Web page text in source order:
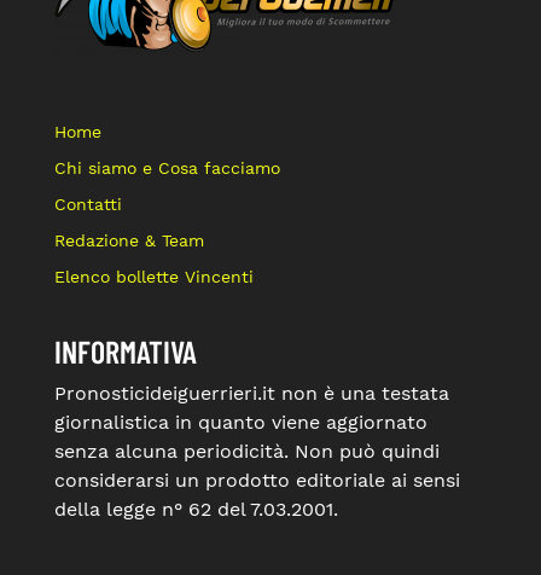
Home
Chi siamo e Cosa facciamo
Contatti
Redazione & Team
Elenco bollette Vincenti
INFORMATIVA
Pronosticideiguerrieri.it non è una testata
giornalistica in quanto viene aggiornato
senza alcuna periodicità. Non può quindi
considerarsi un prodotto editoriale ai sensi
della legge n° 62 del 7.03.2001.